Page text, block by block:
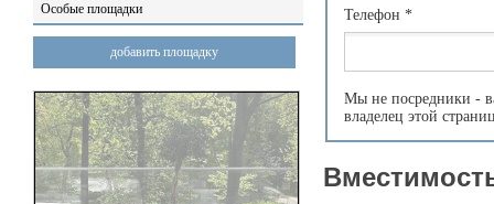
Особые площадки
добавить площадку
Телефон *
Мы не посредники -
владелец этой